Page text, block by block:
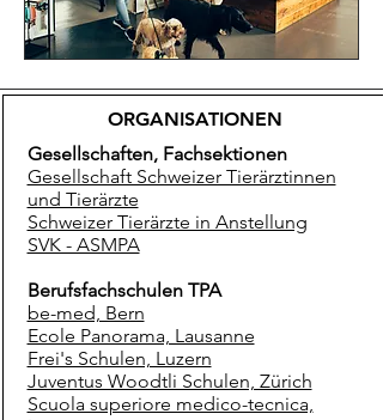
ORGANISATIONEN
Gesellschaften, Fachsektionen
Gesellschaft Schweizer Tierärztinnen
und Tierärzte
Schweizer Tierärzte in Anstellung
SVK - ASMPA
Berufsfachschulen TPA
be-med, Bern
Ecole Panorama, Lausanne
Frei's Schulen, Luzern
Juventus Woodtli Schulen, Zürich
Scuola superiore medico-tecnica,